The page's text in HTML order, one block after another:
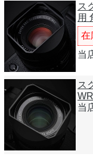
ス
用
在
当
ス
当